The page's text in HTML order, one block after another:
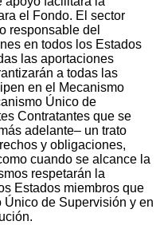
el Fondo. El sector
responsable del
en todos los Estados
las aportaciones
a todas las
en el Mecanismo
Único de
Contratantes que se
adelante– un trato
y obligaciones,
cuando se alcance la
respetarán la
Estados miembros que
de Supervisión y en